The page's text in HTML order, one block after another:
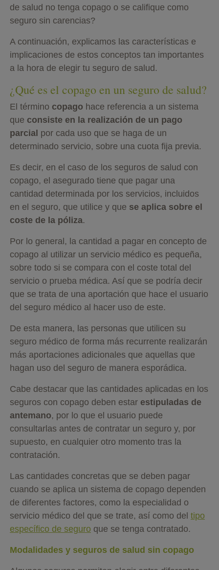
de salud no tenga copago o se califique como
seguro sin carencias?
A continuación, explicamos las características e
implicaciones de estos conceptos tan importantes
a la hora de elegir tu seguro de salud.
¿Qué es el copago en un seguro de salud?
El término copago hace referencia a un sistema
que consiste en la realización de un pago
parcial por cada uso que se haga de un
determinado servicio, sobre una cuota fija previa.
Es decir, en el caso de los seguros de salud con
copago, el asegurado tiene que pagar una
cantidad determinada por los servicios, incluidos
en el seguro, que utilice y que se aplica sobre el
coste de la póliza​.
Por lo general, la cantidad a pagar en concepto de
copago al utilizar un servicio médico es pequeña,
sobre todo si se compara con el coste total del
servicio o prueba médica. Así que se podría decir
que se trata de una aportación que hace el usuario
del seguro médico al hacer uso de este.
De esta manera, las personas que utilicen su
seguro médico de forma más recurrente realizarán
más aportaciones adicionales que aquellas que
hagan uso del seguro de manera esporádica.
Cabe destacar que las cantidades aplicadas en los
seguros con copago deben estar estipuladas de
antemano, por lo que el usuario puede
consultarlas antes de contratar un seguro y, por
supuesto, en cualquier otro momento tras la
contratación.
Las cantidades concretas que se deben pagar
cuando se aplica un sistema de copago dependen
de diferentes factores, como la especialidad o
servicio médico del que se trate, así como del tipo
específico de seguro que se tenga contratado.
Modalidades y seguros de salud sin copago